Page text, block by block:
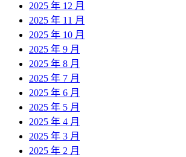
2025 年 12 月
2025 年 11 月
2025 年 10 月
2025 年 9 月
2025 年 8 月
2025 年 7 月
2025 年 6 月
2025 年 5 月
2025 年 4 月
2025 年 3 月
2025 年 2 月